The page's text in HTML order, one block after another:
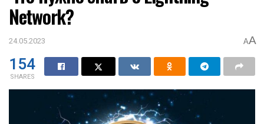
Network?
24.05.2023 AA
154
SHARES